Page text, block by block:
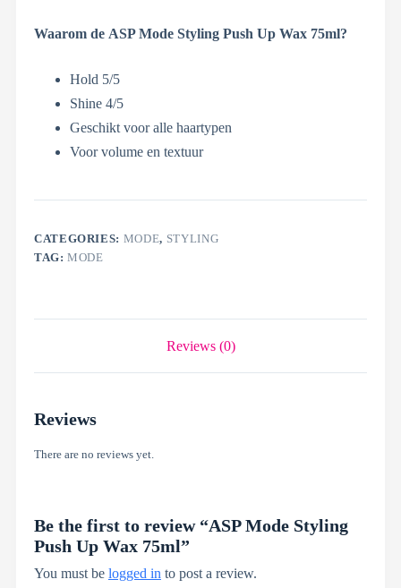
Waarom de ASP Mode Styling Push Up Wax 75ml?
Hold 5/5
Shine 4/5
Geschikt voor alle haartypen
Voor volume en textuur
CATEGORIES: MODE, STYLING
TAG:MODE
Reviews (0)
Reviews
There are no reviews yet.
Be the first to review “ASP Mode Styling
Push Up Wax 75ml”
You must be logged in to post a review.